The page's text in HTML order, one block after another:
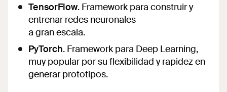
TensorFlow. Framework para construir y
entrenar redes neuronales
a gran escala.
PyTorch. Framework para Deep Learning,
muy popular por su flexibilidad y rapidez en
generar prototipos.